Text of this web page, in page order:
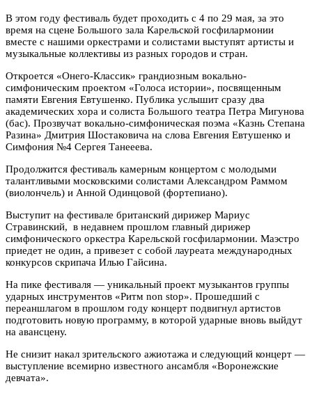
В этом году фестиваль будет проходить с 4 по 29 мая, за это
время на сцене Большого зала Карельской госфилармонии
вместе с нашими оркестрами и солистами выступят артисты и
музыкальные коллективы из разных городов и стран.
Откроется «Онего-Классик» грандиозным вокально-
симфоническим проектом «Голоса истории», посвященным
памяти Евгения Евтушенко. Публика услышит сразу два
академических хора и солиста Большого театра Петра Мигунова
(бас). Прозвучат вокально-симфоническая поэма «Казнь Степана
Разина» Дмитрия Шостаковича на слова Евгения Евтушенко и
Симфония №4 Сергея Танееева.
Продолжится фестиваль камерным концертом с молодыми
талантливыми московскими солистами Александром Раммом
(виолончель) и Анной Одинцовой (фортепиано).
Выступит на фестивале британский дирижер Мариус
Стравинский, в недавнем прошлом главный дирижер
симфонического оркестра Карельской госфилармонии. Маэстро
приедет не один, а привезет с собой лауреата международных
конкурсов скрипача Илью Гайсина.
На пике фестиваля — уникальный проект музыкантов группы
ударных инструментов «Ритм non stop». Прошедший с
переаншлагом в прошлом году концерт подвигнул артистов
подготовить новую программу, в которой ударные вновь выйдут
на авансцену.
Не снизит накал зрительского ажиотажа и следующий концерт —
выступление всемирно известного ансамбля «Воронежские
девчата».